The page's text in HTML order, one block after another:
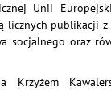
Unii
licznych publikacji
socjalnego oraz
Krzyżem